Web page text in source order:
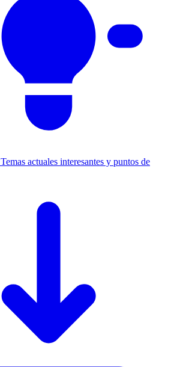
Temas actuales interesantes y puntos de